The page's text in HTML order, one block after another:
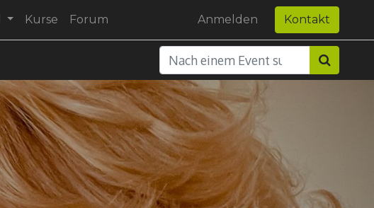
Kurse Forum Anmelden Kontakt